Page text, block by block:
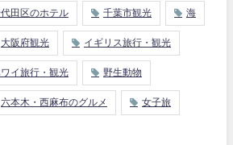
田区のホテル 千葉市観光 海
大阪府観光 イギリス旅行・観光
イ旅行・観光 野生動物
六本木・西麻布のグルメ 女子旅